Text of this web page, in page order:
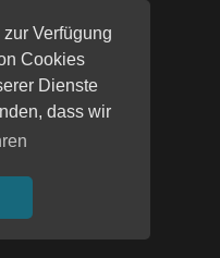
Verfügung
Cookies
Dienste
dass wir